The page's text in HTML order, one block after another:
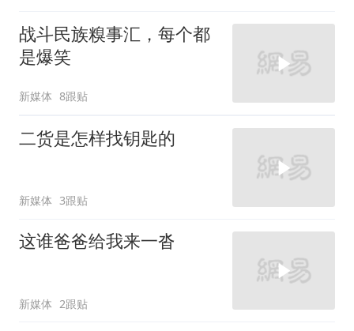
战斗民族糗事汇，每个都
是爆笑
新媒体 8跟贴
二货是怎样找钥匙的
新媒体 3跟贴
这谁爸爸给我来一沓
新媒体 2跟贴